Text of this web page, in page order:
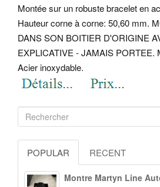
Montée sur un robuste bracelet en
Hauteur corne à corne: 50,60 mm.
DANS SON BOITIER D'ORIGINE
EXPLICATIVE - JAMAIS PORTEE.
Acier inoxydable.
POPULAR RECENT
Montre Martyn Line